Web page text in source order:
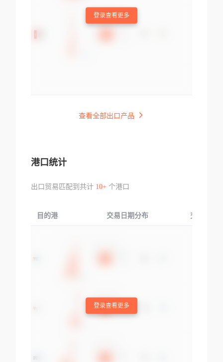
登录查看更多
查看全部出口产品
港口统计
出口贸易匹配到共计 10+个港口
目的港 交易日期分布 交易产品
登录查看更多